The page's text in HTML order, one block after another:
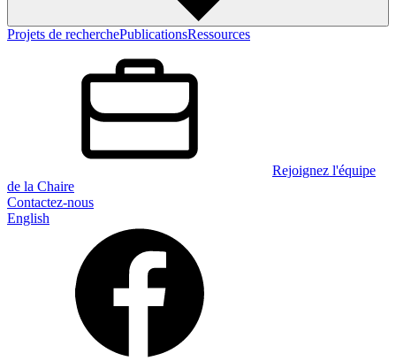
Projets de recherchePublicationsRessources
Rejoignez l'équipe
de la Chaire
Contactez-nous
English